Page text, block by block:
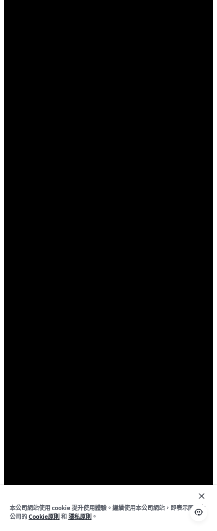
本公司網站使用 cookie 提升使用體驗。繼續使用本公司網站，即表示同意本
公司的Cookie原則 和 隱私原則 。